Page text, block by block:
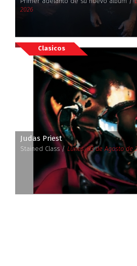
2026
Clasicos
Judas Priest
Stained Class / Lunes, 03 de Agosto de